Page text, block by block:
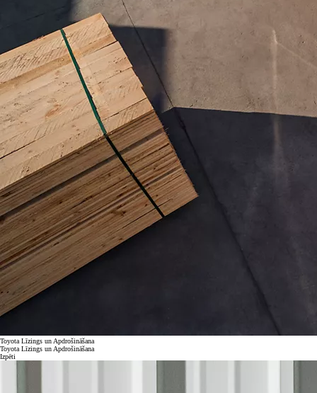
Toyota Līzings un Apdrošināšana
Toyota Līzings un Apdrošināšana
Izpēti